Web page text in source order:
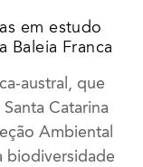
em estudo
Baleia Franca
austral, que
Catarina
Ambiental
biodiversidade